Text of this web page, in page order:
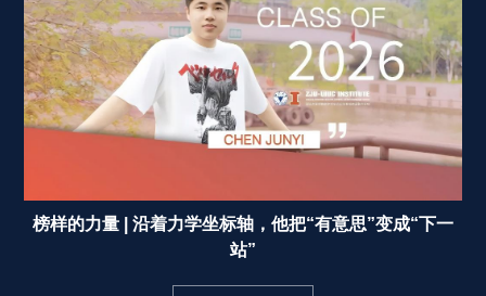
榜样的力量 | 沿着力学坐标轴，他把“有意思”变成“下一
站”